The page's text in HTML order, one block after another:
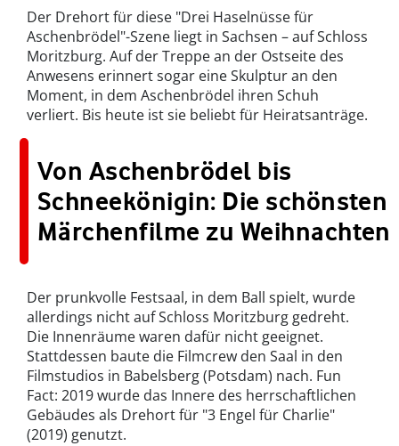
Der Drehort für diese "Drei Haselnüsse für
Aschenbrödel"-Szene liegt in Sachsen – auf Schloss
Moritzburg. Auf der Treppe an der Ostseite des
Anwesens erinnert sogar eine Skulptur an den
Moment, in dem Aschenbrödel ihren Schuh
verliert. Bis heute ist sie beliebt für Heiratsanträge.
Von Aschenbrödel bis
Schneekönigin: Die schönsten
Märchenfilme zu Weihnachten
Der prunkvolle Festsaal, in dem Ball spielt, wurde
allerdings nicht auf Schloss Moritzburg gedreht.
Die Innenräume waren dafür nicht geeignet.
Stattdessen baute die Filmcrew den Saal in den
Filmstudios in Babelsberg (Potsdam) nach. Fun
Fact: 2019 wurde das Innere des herrschaftlichen
Gebäudes als Drehort für "3 Engel für Charlie"
(2019) genutzt.